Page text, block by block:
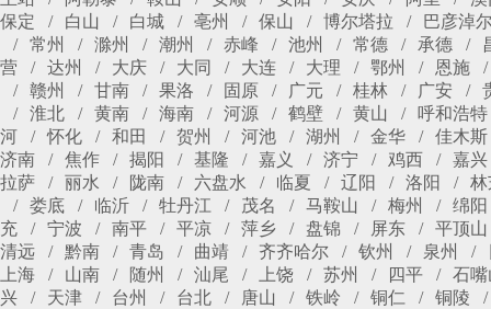
保定
白山 白城 亳州 保山 博尔塔拉
巴彦淖
常州
滁州 潮州 赤峰 池州 常德 承德
营
达州 大庆 大同 大连 大理 鄂州
恩施
赣州
甘南 果洛 固原 广元 桂林 广安
淮北
黄南 海南 河源 鹤壁 黄山
呼和浩特
河
怀化 和田 贺州 河池 湖州 金华
佳木斯
济南
焦作 揭阳 基隆 嘉义 济宁 鸡西
嘉兴
拉萨
丽水 陇南 六盘水 临夏 辽阳 洛阳
林
娄底
临沂 牡丹江 茂名 马鞍山 梅州
绵阳
充
宁波 南平 平凉 萍乡 盘锦 屏东
平顶山
清远
黔南 青岛 曲靖 齐齐哈尔 钦州 泉州
上海
山南 随州 汕尾 上饶 苏州 四平
石嘴
兴
天津 台州 台北 唐山 铁岭 铜仁
铜陵